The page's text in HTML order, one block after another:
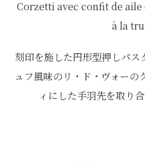
Corzetti avec confit de
à la
刻印を施した円形型押しパス
ュフ風味のリ・ド・ヴォーの
ィにした手羽先を取り